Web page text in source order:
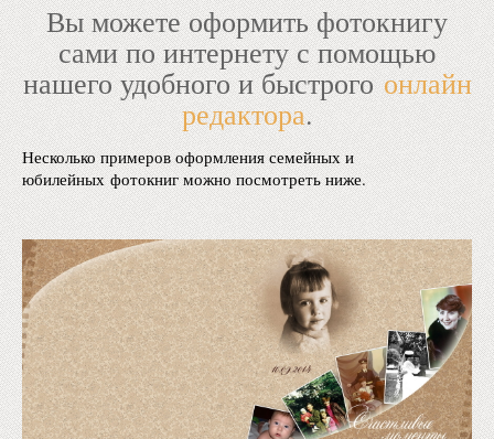
Вы можете оформить фотокнигу
сами по интернету с помощью
нашего удобного и быстрогоонлайн
редактора.
Несколько примеров оформления семейных и
юбилейных фотокниг можно посмотреть ниже.